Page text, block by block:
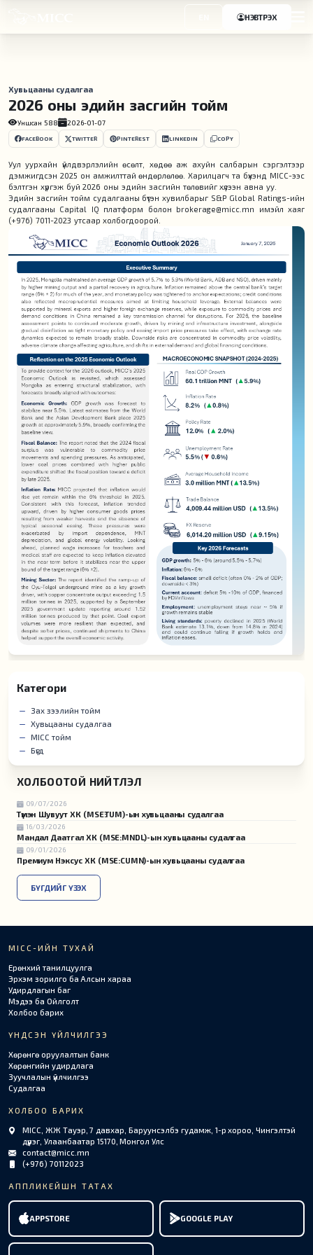
НЭВТРЭХ
Хувьцааны судалгаа
2026 оны эдийн засгийн тойм
Уншсан 588 2026-01-07
FACEBOOK TWITTER PINTEREST LINKEDIN COPY
Уул уурхайн үйлдвэрлэлийн өсөлт, хөдөө аж ахуйн салбарын сэргэлтээр
дэмжигдсэн 2025 он амжилттай өндөрлөлөө. Харилцагч та бүхэнд MICC-ээс
бэлтгэн хүргэж буй 2026 оны эдийн засгийн төлөвийг хүлээн авна уу.
Эдийн засгийн тойм судалгааны бүтэн хувилбарыг S&P Global Ratings-ийн
судалгааны Capital IQ платформ болон brokerage@micc.mn имэйл хаяг
(+976) 7011-2023 утсаар холбогдоорой.
Категори
Зах зээлийн тойм
Хувьцааны судалгаа
MICC тойм
Бүгд
ХОЛБООТОЙ НИЙТЛЭЛ
09/07/2026
Түмэн Шувуут ХК (MSE:TUM)-ын хувьцааны судалгаа
16/03/2026
Мандал Даатгал ХК (MSE:MNDL)-ын хувьцааны судалгаа
09/01/2026
Премиум Нэксус ХК (MSE:CUMN)-ын хувьцааны судалгаа
БҮГДИЙГ ҮЗЭХ
MICC-ИЙН ТУХАЙ
Ерөнхий танилцуулга
Эрхэм зорилго ба Алсын хараа
Удирдлагын баг
Мэдээ ба Ойлголт
Холбоо барих
ҮНДСЭН ҮЙЛЧИЛГЭЭ
Хөрөнгө оруулалтын банк
Хөрөнгийн удирдлага
Зуучлалын үйлчилгээ
Судалгаа
ХОЛБОО БАРИХ
MICC, ЖЖ Тауэр, 7 давхар, Баруунсэлбэ гудамж, 1-р хороо, Чингэлтэй
дүүрэг, Улаанбаатар 15170, Монгол Улс
contact@micc.mn
(+976) 70112023
АППЛИКЕЙШН ТАТАХ
APPSTORE GOOGLE PLAY